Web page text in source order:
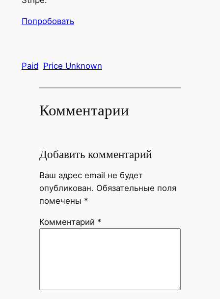
Попробовать
Paid Price Unknown
Комментарии
Добавить комментарий
Ваш адрес email не будет
опубликован. Обязательные поля
помечены *
Комментарий *